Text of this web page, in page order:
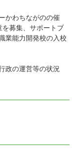
かわちながのの催
を募集、サポートブ
業能力開発校の入校
政の運営等の状況